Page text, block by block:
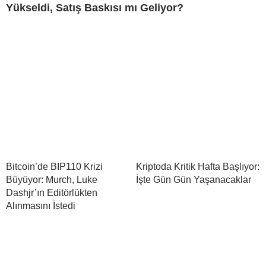
Yükseldi, Satış Baskısı mı Geliyor?
Bitcoin’de BIP110 Krizi
Büyüyor: Murch, Luke
Dashjr’ın Editörlükten
Alınmasını İstedi
Kriptoda Kritik Hafta Başlıyor:
İşte Gün Gün Yaşanacaklar